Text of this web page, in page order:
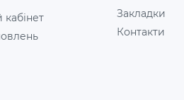
Закладки
Контакти